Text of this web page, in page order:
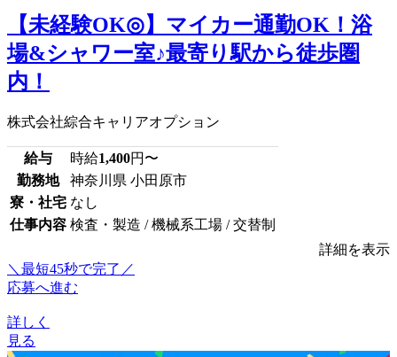
【未経験OK◎】マイカー通勤OK！浴
場&シャワー室♪最寄り駅から徒歩圏
内！
株式会社綜合キャリアオプション
給与 時給1,400円〜
勤務地
神奈川県 小田原市
寮・社宅 なし
仕事内容 検査・製造 / 機械系工場 / 交替制
詳細を表示
＼最短45秒で完了／
応募へ進む
詳しく
見る